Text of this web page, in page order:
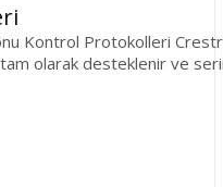
Kontrol Protokolleri
olarak desteklenir ve